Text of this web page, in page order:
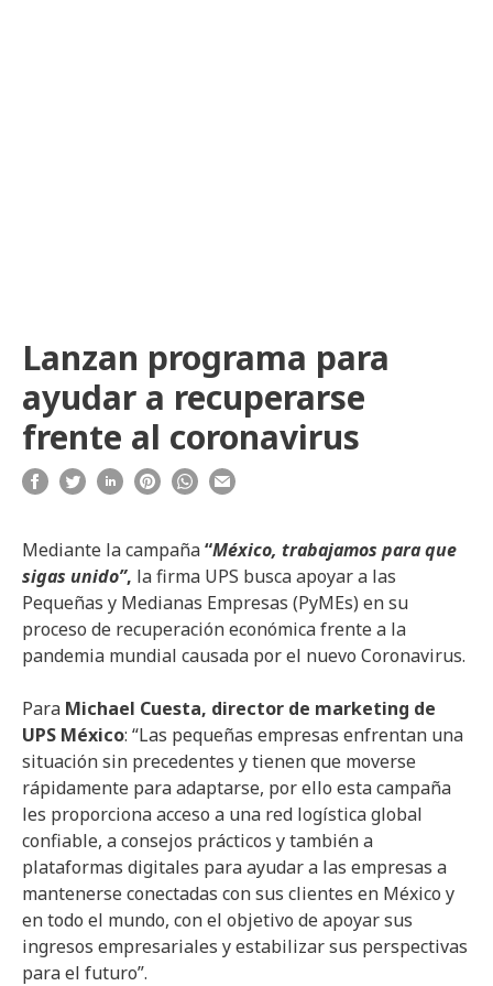
Lanzan programa para
ayudar a recuperarse
frente al coronavirus
Mediante la campaña“México, trabajamos para que
sigas unido”, la firma UPS busca apoyar a las
Pequeñas y Medianas Empresas (PyMEs) en su
proceso de recuperación económica frente a la
pandemia mundial causada por el nuevo Coronavirus.
Para Michael Cuesta, director de marketing de
UPS México: “Las pequeñas empresas enfrentan una
situación sin precedentes y tienen que moverse
rápidamente para adaptarse, por ello esta campaña
les proporciona acceso a una red logística global
confiable, a consejos prácticos y también a
plataformas digitales para ayudar a las empresas a
mantenerse conectadas con sus clientes en México y
en todo el mundo, con el objetivo de apoyar sus
ingresos empresariales y estabilizar sus perspectivas
para el futuro”.